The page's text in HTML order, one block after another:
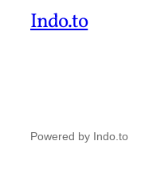
Indo.to
Powered by Indo.to